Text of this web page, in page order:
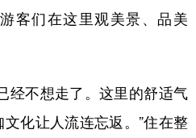
客们在这里观美景、品美
不想走了。这里的舒适气
化让人流连忘返。”住在整